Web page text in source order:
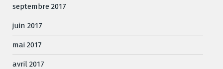
septembre 2017
juin 2017
mai 2017
avril 2017